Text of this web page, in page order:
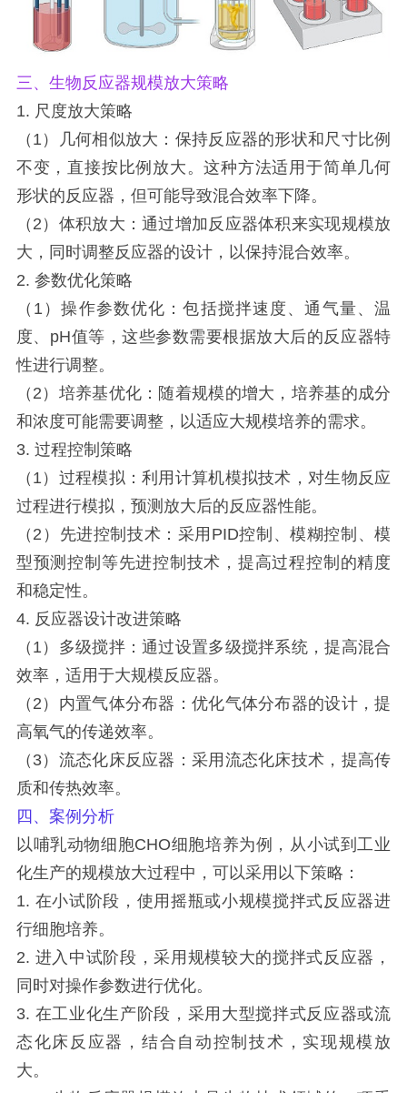
三、生物反应器规模放大策略
1. 尺度放大策略
（1）几何相似放大：保持反应器的形状和尺寸比例
不变，直接按比例放大。这种方法适用于简单几何
形状的反应器，但可能导致混合效率下降。
（2）体积放大：通过增加反应器体积来实现规模放
大，同时调整反应器的设计，以保持混合效率。
2. 参数优化策略
（1）操作参数优化：包括搅拌速度、通气量、温
度、pH值等，这些参数需要根据放大后的反应器特
性进行调整。
（2）培养基优化：随着规模的增大，培养基的成分
和浓度可能需要调整，以适应大规模培养的需求。
3. 过程控制策略
（1）过程模拟：利用计算机模拟技术，对生物反应
过程进行模拟，预测放大后的反应器性能。
（2）先进控制技术：采用PID控制、模糊控制、模
型预测控制等先进控制技术，提高过程控制的精度
和稳定性。
4. 反应器设计改进策略
（1）多级搅拌：通过设置多级搅拌系统，提高混合
效率，适用于大规模反应器。
（2）内置气体分布器：优化气体分布器的设计，提
高氧气的传递效率。
（3）流态化床反应器：采用流态化床技术，提高传
质和传热效率。
四、案例分析
以哺乳动物细胞CHO细胞培养为例，从小试到工业
化生产的规模放大过程中，可以采用以下策略：
1. 在小试阶段，使用摇瓶或小规模搅拌式反应器进
行细胞培养。
2. 进入中试阶段，采用规模较大的搅拌式反应器，
同时对操作参数进行优化。
3. 在工业化生产阶段，采用大型搅拌式反应器或流
态化床反应器，结合自动控制技术，实现规模放
大。